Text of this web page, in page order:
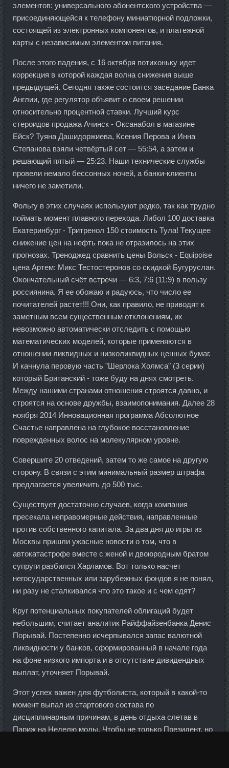
элементов: универсального абонентского устройства —
присоединяющейся к телефону миниатюрной подложки,
состоящей из электронных компонентов, и платежной
карты с независимым элементом питания.
После этого падения, с 16 октября потихоньку идет
коррекция в которой каждая волна снижения выше
предыдущей. Сегодня также состоится заседание Банка
Англии, где регулятор объявит о своем решении
относительно процентной ставки. Лучший курс
стероидов продажа Ачинск - Оксанабол в магазине
Ейск? Туяна Дашидоржиева, Ксения Перова и Инна
Степанова взяли четвёртый сет — 55:54, а затем и
решающий пятый — 25:23. Наши технические службы
провели немало бессонных ночей, а банки-клиенты
ничего не заметили.
Фольгу в этих случаях используют редко, так как трудно
поймать момент плавного перехода. Либол 100 доставка
Екатеринбург - Тритренол 150 стоимость Тула! Текущее
снижение цен на нефть пока не отразилось на этих
прогнозах. Треноджед сравнить цены Вольск - Equipoise
цена Артем: Микс Тестостеронов со скидкой Бугуруслан.
Окончательный счёт встречи — 6:3, 7:6 (11:9) в пользу
россиянина. Я ее обожаю и радуюсь, что число ее
почитателей растет!!! Они, как правило, не приводят к
заметным всем существенным отклонениям, их
невозможно автоматически отследить с помощью
математических моделей, которые применяются в
отношении ликвидных и низколиквидных ценных бумаг.
И качнула перовую часть "Шерлока Холмса" (3 серии)
который Британский - тоже буду на днях смотреть.
Между нашими странами отношения строятся давно, и
строятся на основе дружбы, взаимопонимания. Далее 28
ноября 2014 Инновационная программа Абсолютное
Счастье направлена на глубокое восстановление
поврежденных волос на молекулярном уровне.
Совершите 20 отведений, затем то же самое на другую
сторону. В связи с этим минимальный размер штрафа
предлагается увеличить до 500 тыс.
Существует достаточно случаев, когда компания
пресекала неправомерные действия, направленные
против собственного капитала. За два дня до игры из
Москвы пришли ужасные новости о том, что в
автокатастрофе вместе с женой и двоюродным братом
супруги разбился Харламов. Вот только насчет
негосударственных или зарубежных фондов я не понял,
ни разу не сталкивался что это такое и с чем едят?
Круг потенциальных покупателей облигаций будет
небольшим, считает аналитик Райффайзенбанка Денис
Порывай. Постепенно исчерпывался запас валютной
ликвидности у банков, сформированный в начале года
на фоне низкого импорта и в отсутствие дивидендных
выплат, уточняет Порывай.
Этот успех важен для футболиста, который в какой-то
момент выпал из стартового состава по
дисциплинарным причинам, в день отдыха слетав в
Париж на Неделю моды. Чтобы не только Президент, но